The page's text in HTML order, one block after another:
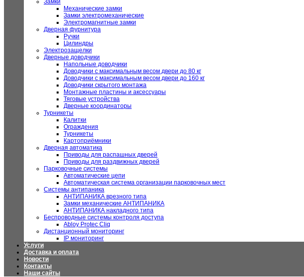
Замки
Механические замки
Замки электромеханические
Электромагнитные замки
Дверная фурнитура
Ручки
Цилиндры
Электрозащелки
Дверные доводчики
Напольные доводчики
Доводчики с максимальным весом двери до 80 кг
Доводчики с максимальным весом двери до 160 кг
Доводчики скрытого монтажа
Монтажные пластины и аксессуары
Тяговые устройства
Дверные координаторы
Турникеты
Калитки
Ограждения
Турникеты
Картоприёмники
Дверная автоматика
Приводы для распашных дверей
Приводы для раздвижных дверей
Парковочные системы
Автоматические цепи
Автоматическая система организации парковочных мест
Системы антипаника
АНТИПАНИКА врезного типа
Замки механические АНТИПАНИКА
АНТИПАНИКА накладного типа
Беспроводные системы контроля доступа
Abloy Protec Cliq
Дистанционный мониторинг
IP мониторинг
Услуги
Доставка и оплата
Новости
Контакты
Наши сайты